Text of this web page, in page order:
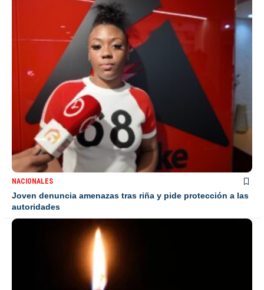
NACIONALES
Joven denuncia amenazas tras riña y pide protección a las
autoridades